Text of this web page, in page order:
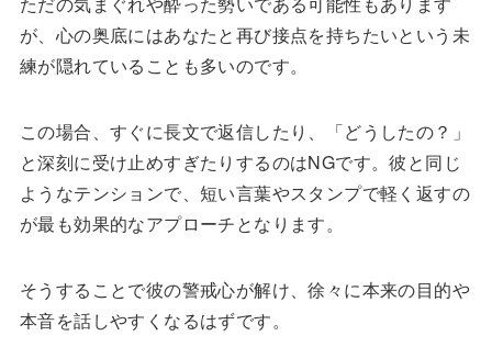
が、心の奥底にはあなたと再び接点を持ちたいという未
練が隠れていることも多いのです。
この場合、すぐに長文で返信したり、「どうしたの？」
と深刻に受け止めすぎたりするのはNGです。彼と同じ
ようなテンションで、短い言葉やスタンプで軽く返すの
が最も効果的なアプローチとなります。
そうすることで彼の警戒心が解け、徐々に本来の目的や
本音を話しやすくなるはずです。